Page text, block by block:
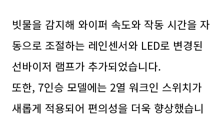
빗물을 감지해 와이퍼 속도와 작동 시간을 자
동으로 조절하는 레인센서와 LED로 변경된
선바이저 램프가 추가되었습니다.
또한, 7인승 모델에는 2열 워크인 스위치가
새롭게 적용되어 편의성을 더욱 향상했습니